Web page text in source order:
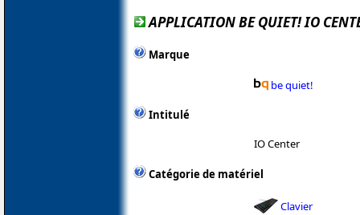
APPLICATION BE QUIET! IO
Marque
be quiet!
Intitulé
IO Center
Catégorie de matériel
Clavier